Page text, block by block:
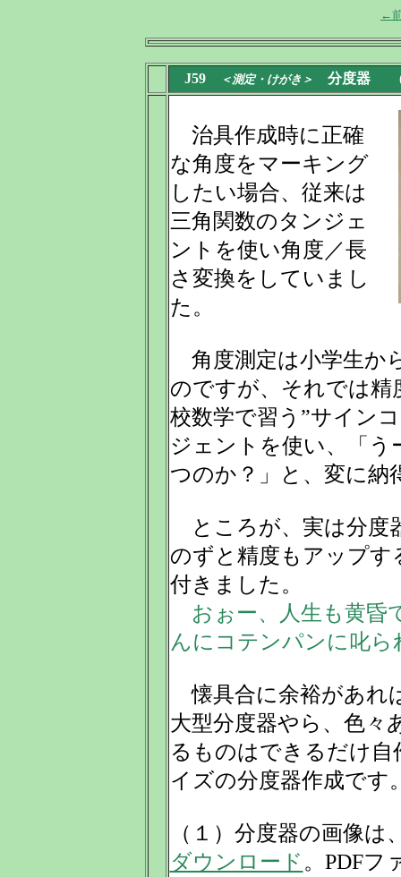
←
J59 ＜測定・けがき＞ 分度器
治具作成時に正確
な角度をマーキング
したい場合、従来は
三角関数のタンジェ
ントを使い角度／長
さ変換をしていまし
た。
角度測定は小学生か
のですが、それでは
校数学で習う”サイン
ジェントを使い、「
つのか？」と、変に納
ところが、実は分度
のずと精度もアップ
付きました。
おぉー、人生も黄昏
んにコテンパンに叱
懐具合に余裕があれ
大型分度器やら、色々
るものはできるだけ
イズの分度器作成です
（１）分度器の画像は
ダウンロード 。PDFフ